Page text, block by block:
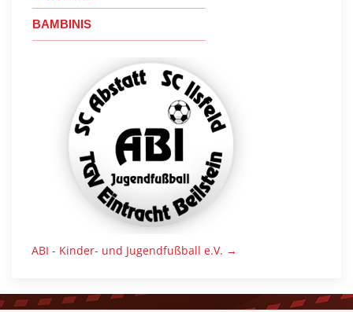
BAMBINIS
ABI - Kinder- und Jugendfußball e.V. →